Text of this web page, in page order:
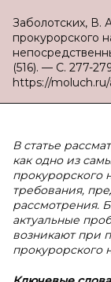
Заболотских, В.
прокурорского
(516). — С. 277-
https://moluch.ru/
В статье
как одно из
прокурорского
требования,
рассмотрения.
актуальные
возникают при
прокурорского